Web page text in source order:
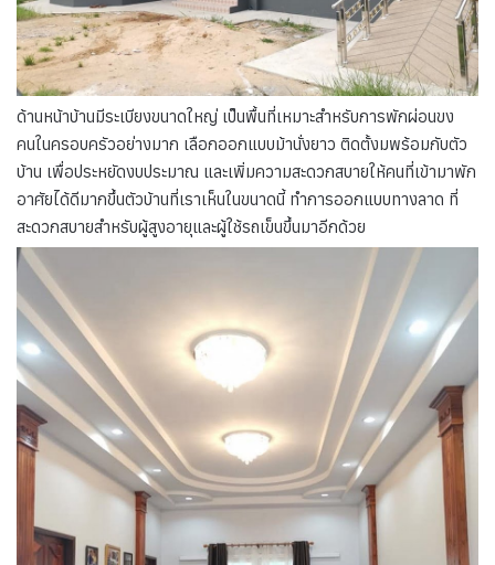
ด้านหน้าบ้านมีระเบียงขนาดใหญ่ เป็นพื้นที่เหมาะสำหรับการพักผ่อนขง
คนในครอบครัวอย่างมาก เลือกออกแบบม้านั่งยาว ติดตั้งมพร้อมกับตัว
บ้าน เพื่อประหยัดงบประมาณ และเพิ่มความสะดวกสบายให้คนที่เข้ามาพัก
อาศัยได้ดีมากขึ้นตัวบ้านที่เราเห็นในขนาดนี้ ทำการออกแบบทางลาด ที่
สะดวกสบายสำหรับผู้สูงอายุและผู้ใช้รถเข็นขึ้นมาอีกด้วย